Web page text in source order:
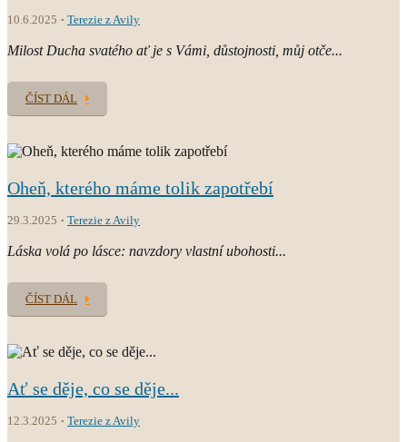
10.6.2025 Terezie z Avily
Milost Ducha svatého ať je s Vámi, důstojnosti, můj otče...
ČÍST DÁL
Oheň, kterého máme tolik zapotřebí
29.3.2025 Terezie z Avily
Láska volá po lásce: navzdory vlastní ubohosti...
ČÍST DÁL
Ať se děje, co se děje...
12.3.2025 Terezie z Avily